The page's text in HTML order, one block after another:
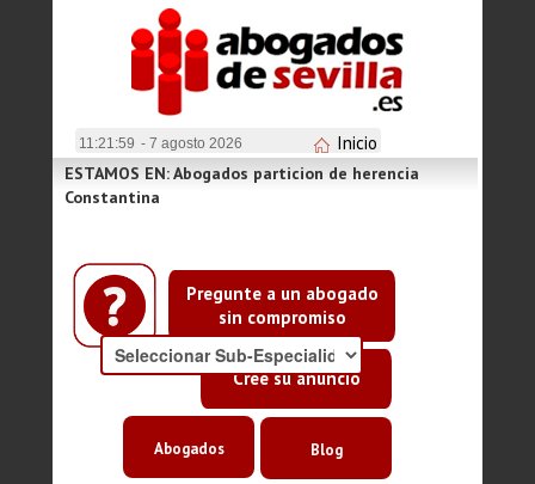
11:21:59 - 7 agosto 2026 Inicio
Pregunte a un abogado
sin compromiso
Cree su anuncio
ESTAMOS EN: Abogados particion de herencia
Constantina
Abogados Blog